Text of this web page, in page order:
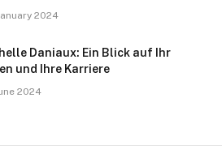
2024
Daniaux: Ein Blick auf Ihr
und Ihre Karriere
2024